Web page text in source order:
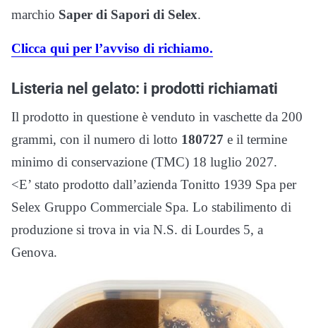
marchio Saper di Sapori di Selex.
Clicca qui per l’avviso di richiamo.
Listeria nel gelato: i prodotti richiamati
Il prodotto in questione è venduto in vaschette da 200
grammi, con il numero di lotto 180727 e il termine
minimo di conservazione (TMC) 18 luglio 2027.
<E’ stato prodotto dall’azienda Tonitto 1939 Spa per
Selex Gruppo Commerciale Spa. Lo stabilimento di
produzione si trova in via N.S. di Lourdes 5, a
Genova.